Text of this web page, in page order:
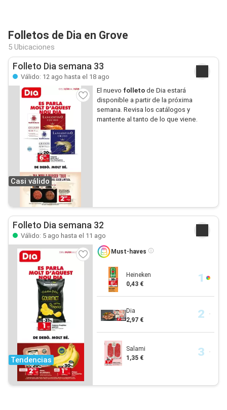
Folletos de Dia en Grove
5 Ubicaciones
Folleto Dia semana 33
Válido: 12 ago hasta el 18 ago
Casi válido
El nuevo folletode Dia estará
disponible a partir de la próxima
semana. Revisa los catálogos y
mantente al tanto de lo que viene.
Folleto Dia semana 32
Válido: 5 ago hasta el 11 ago
Tendencias
Must-haves
Heineken
0,43 €
Dia
2,97 €
Salami
1,35 €